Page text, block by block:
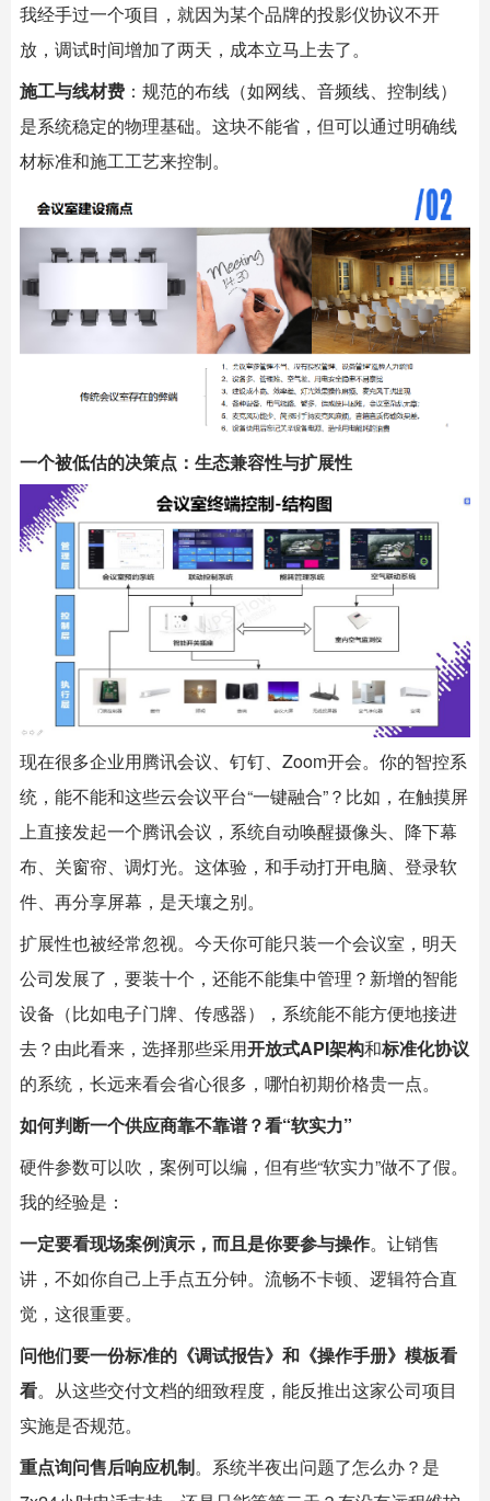
我经手过一个项目，就因为某个品牌的投影仪协议不开
放，调试时间增加了两天，成本立马上去了。
施工与线材费 ：规范的布线（如网线、音频线、控制线）
是系统稳定的物理基础。这块不能省，但可以通过明确线
材标准和施工工艺来控制。
一个被低估的决策点：生态兼容性与扩展性
现在很多企业用腾讯会议、钉钉、Zoom开会。你的智控系
统，能不能和这些云会议平台“一键融合”？比如，在触摸屏
上直接发起一个腾讯会议，系统自动唤醒摄像头、降下幕
布、关窗帘、调灯光。这体验，和手动打开电脑、登录软
件、再分享屏幕，是天壤之别。
扩展性也被经常忽视。今天你可能只装一个会议室，明天
公司发展了，要装十个，还能不能集中管理？新增的智能
设备（比如电子门牌、传感器），系统能不能方便地接进
去？由此看来，选择那些采用开放式API架构和标准化协议
的系统，长远来看会省心很多，哪怕初期价格贵一点。
如何判断一个供应商靠不靠谱？看“软实力”
硬件参数可以吹，案例可以编，但有些“软实力”做不了假。
我的经验是：
一定要看现场案例演示，而且是你要参与操作。让销售
讲，不如你自己上手点五分钟。流畅不卡顿、逻辑符合直
觉，这很重要。
问他们要一份标准的《调试报告》和《操作手册》模板看
看。从这些交付文档的细致程度，能反推出这家公司项目
实施是否规范。
重点询问售后响应机制。系统半夜出问题了怎么办？是